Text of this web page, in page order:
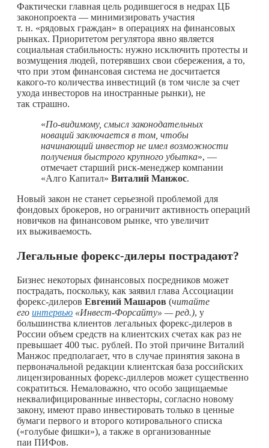
Фактически главная цель родившегося в недрах ЦБ
законопроекта — минимизировать участия
т. н. «рядовых граждан» в операциях на финансовых
рынках. Приоритетом регулятора явно является
социальная стабильность: нужно исключить протесты и
возмущения людей, потерявших свои сбережения, а то,
что при этом финансовая система не досчитается
какого-то количества инвестиций (в том числе за счет
ухода инвесторов на иностранные рынки), не
так страшно.
«По-видимому, смысл законодательных
новаций заключается в том, чтобы
начинающий инвестор не имел возможности
получения быстрого крупного убытка», —
отмечает старший риск-менеджер компании
«Алго Капитал» Виталий Манжос.
Новый закон не станет серьезной проблемой для
фондовых брокеров, но ограничит активность операций
новичков на финансовом рынке, что увеличит
их выживаемость.
Легальные форекс-дилеры пострадают?
Бизнес некоторых финансовых посредников может
пострадать, поскольку, как заявил глава Ассоциации
форекс-дилеров Евгений Машаров (читайте
его интервью «Инвест-Форсайту» — ред.), у
большинства клиентов легальных форекс-дилеров в
России объем средств на клиентских счетах как раз не
превышает 400 тыс. рублей. По этой причине Виталий
Манжос предполагает, что в случае принятия закона в
первоначальной редакции клиентская база российских
лицензированных форекс-диллеров может существенно
сократиться. Немаловажно, что особо защищаемые
неквалифицированные инвесторы, согласно новому
закону, имеют право инвестировать только в ценные
бумаги первого и второго котировального списка
(«голубые фишки»), а также в организованные
паи ПИФов.